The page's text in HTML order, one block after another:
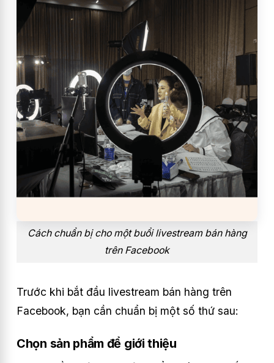
Cách chuẩn bị cho một buổi livestream bán hàng
trên Facebook
Trước khi bắt đầu livestream bán hàng trên
Facebook, bạn cần chuẩn bị một số thứ sau:
Chọn sản phẩm để giới thiệu